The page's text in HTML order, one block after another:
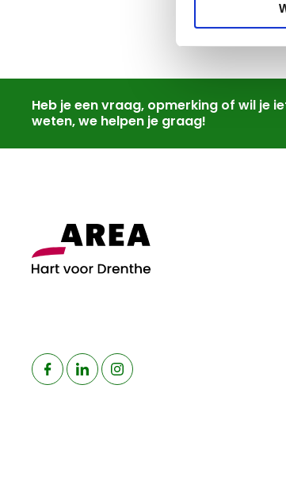
Heb je een vraag, opmerking of wil je
weten, we helpen je graag!